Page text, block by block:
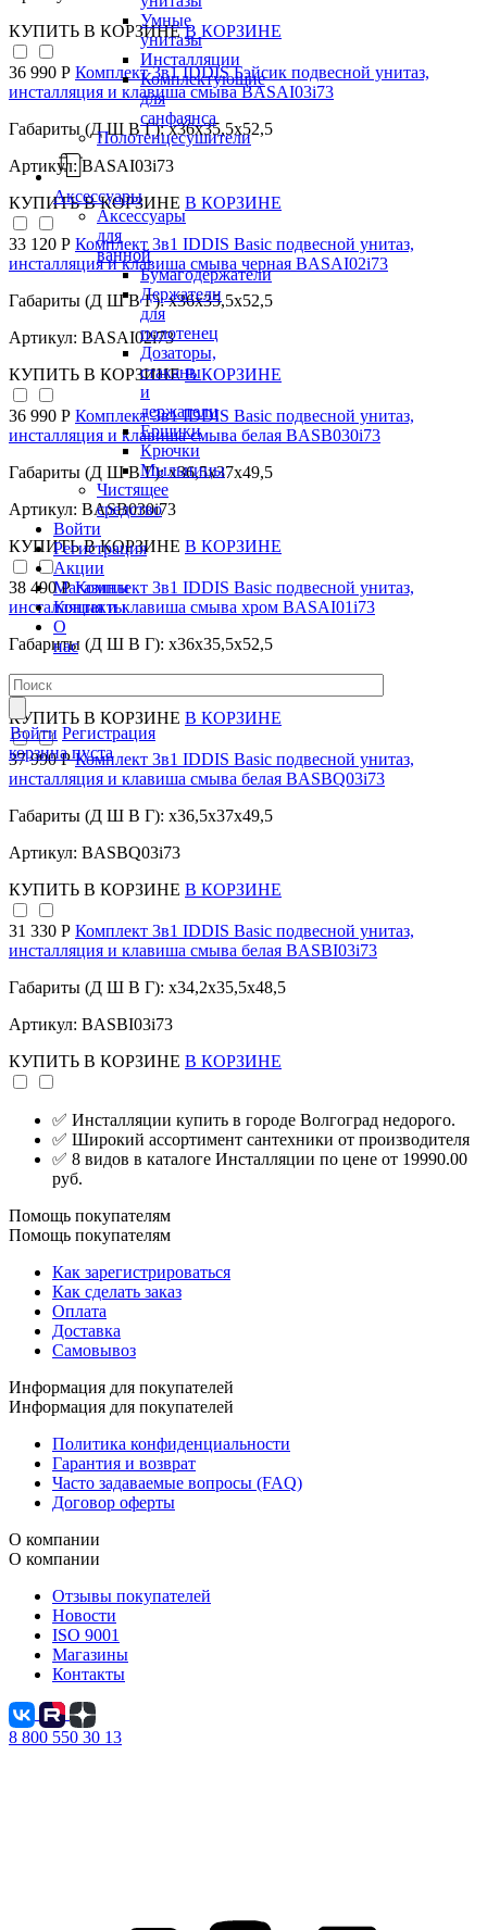
Умные
унитазы
Инсталляции
Комплектующие
для
санфаянса
Полотенцесушители
Аксессуары
Аксессуары
для
ванной
Бумагодержатели
Держатели
для
полотенец
Дозаторы,
стаканы
и
держатели
Ершики
Крючки
Мыльницы
Чистящее
средство
Войти
Регистрация
Акции
Магазины
Контакты
О
нас
Войти Регистрация
корзина пуста
КУПИТЬ В КОРЗИНЕ В КОРЗИНЕ
36 990 Р Комплект 3в1 IDDIS Бэйсик подвесной унитаз,
инсталляция и клавиша смыва BASAI03i73
Габариты (Д Ш В Г): x36x35,5x52,5
Артикул: BASAI03i73
КУПИТЬ В КОРЗИНЕ В КОРЗИНЕ
33 120 Р Комплект 3в1 IDDIS Basic подвесной унитаз,
инсталляция и клавиша смыва черная BASAI02i73
Габариты (Д Ш В Г): x36x35,5x52,5
Артикул: BASAI02i73
КУПИТЬ В КОРЗИНЕ В КОРЗИНЕ
36 990 Р Комплект 3в1 IDDIS Basic подвесной унитаз,
инсталляция и клавиша смыва белая BASB030i73
Габариты (Д Ш В Г): x36,5x37x49,5
Артикул: BASB030i73
КУПИТЬ В КОРЗИНЕ В КОРЗИНЕ
38 490 РКомплект 3в1 IDDIS Basic подвесной унитаз,
инсталляция и клавиша смыва хром BASAI01i73
Габариты (Д Ш В Г): x36x35,5x52,5
Артикул: BASAI01i73
КУПИТЬ В КОРЗИНЕ В КОРЗИНЕ
37 990 РКомплект 3в1 IDDIS Basic подвесной унитаз,
инсталляция и клавиша смыва белая BASBQ03i73
Габариты (Д Ш В Г): x36,5x37x49,5
Артикул: BASBQ03i73
КУПИТЬ В КОРЗИНЕ В КОРЗИНЕ
31 330 Р Комплект 3в1 IDDIS Basic подвесной унитаз,
инсталляция и клавиша смыва белая BASBI03i73
Габариты (Д Ш В Г): x34,2x35,5x48,5
Артикул: BASBI03i73
КУПИТЬ В КОРЗИНЕ В КОРЗИНЕ
✅ Инсталляции купить в городе Волгоград недорого.
✅ Широкий ассортимент сантехники от производителя
✅ 8 видов в каталоге Инсталляции по цене от 19990.00
руб.
Помощь покупателям
Помощь покупателям
Как зарегистрироваться
Как сделать заказ
Оплата
Доставка
Самовывоз
Информация для покупателей
Информация для покупателей
Политика конфиденциальности
Гарантия и возврат
Часто задаваемые вопросы (FAQ)
Договор оферты
О компании
О компании
Отзывы покупателей
Новости
ISO 9001
Магазины
Контакты
8 800 550 30 13